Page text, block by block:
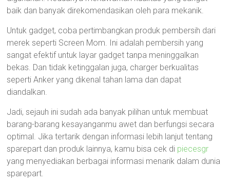
baik dan banyak direkomendasikan oleh para mekanik.
Untuk gadget, coba pertimbangkan produk pembersih dari
merek seperti Screen Mom. Ini adalah pembersih yang
sangat efektif untuk layar gadget tanpa meninggalkan
bekas. Dan tidak ketinggalan juga, charger berkualitas
seperti Anker yang dikenal tahan lama dan dapat
diandalkan.
Jadi, sejauh ini sudah ada banyak pilihan untuk membuat
barang-barang kesayanganmu awet dan berfungsi secara
optimal. Jika tertarik dengan informasi lebih lanjut tentang
sparepart dan produk lainnya, kamu bisa cek di piecesgr
yang menyediakan berbagai informasi menarik dalam dunia
sparepart.